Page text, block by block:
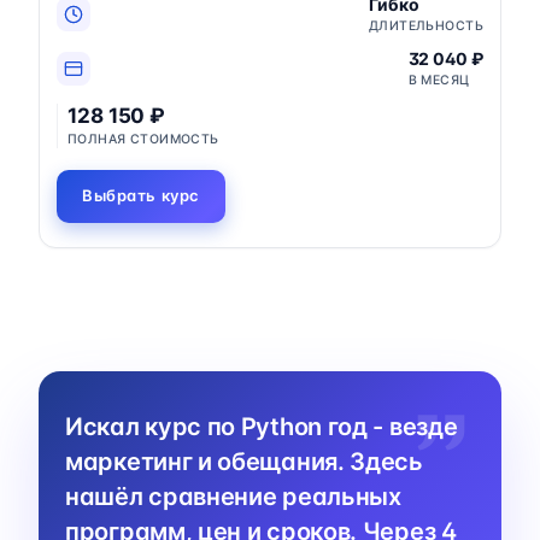
ДЛИТЕЛЬНОСТЬ
32 040 ₽
В МЕСЯЦ
128 150 ₽
ПОЛНАЯ СТОИМОСТЬ
Выбрать курс
Искал курс по Python год - везде
маркетинг и обещания. Здесь
нашёл сравнение реальных
программ, цен и сроков. Через 4